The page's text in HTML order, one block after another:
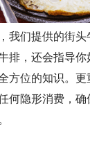
们提供的街头
排，还会指导你
方位的知识。
何隐形消费，确